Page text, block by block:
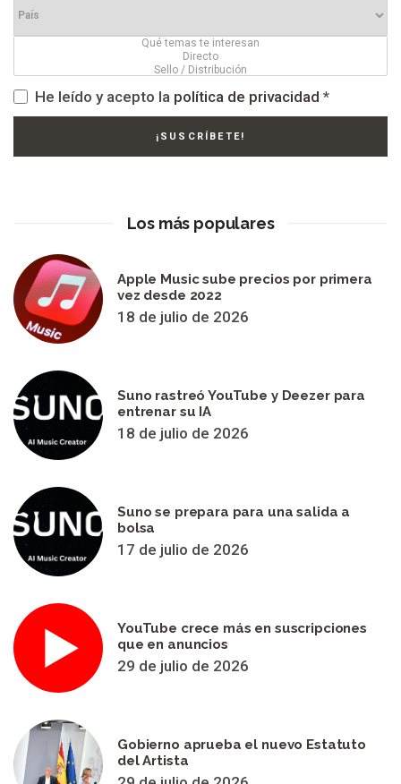
He leído y acepto la política de privacidad *
Los más populares
Apple Music sube precios por primera
vez desde 2022
18 de julio de 2026
Suno rastreó YouTube y Deezer para
entrenar su IA
18 de julio de 2026
Suno se prepara para una salida a
bolsa
17 de julio de 2026
YouTube crece más en suscripciones
que en anuncios
29 de julio de 2026
Gobierno aprueba el nuevo Estatuto
del Artista